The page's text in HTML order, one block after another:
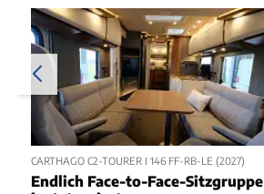
CARTHAGO C2-TOURER I 146 FF-RB-LE (2027)
Endlich Face-to-Face-Sitzgruppe